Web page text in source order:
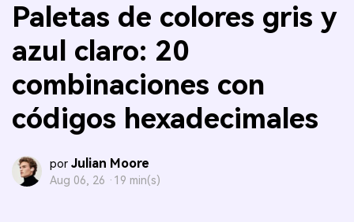
Paletas de colores gris y
azul claro: 20
combinaciones con
códigos hexadecimales
por Julian Moore
Aug 06, 26 · 19 min(s)